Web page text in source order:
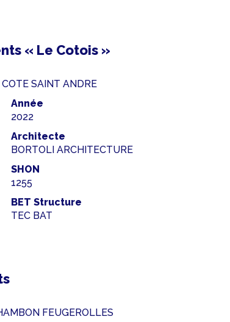
« Le Cotois »
SAINT ANDRE
Année
2022
Architecte
BORTOLI ARCHITECTURE
SHON
1255
BET Structure
TEC BAT
FEUGEROLLES